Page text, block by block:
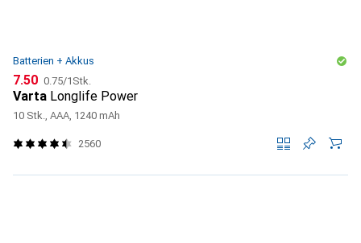
Batterien + Akkus
CHF
7.50 CHF
0.75/1Stk.
Varta Longlife Power
10 Stk., AAA, 1240 mAh
2560